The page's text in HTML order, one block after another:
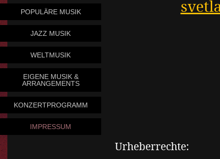
POPULÄRE MUSIK
JAZZ MUSIK
WELTMUSIK
EIGENE MUSIK &
ARRANGEMENTS
KONZERTPROGRAMM
IMPRESSUM
Urheberrechte: